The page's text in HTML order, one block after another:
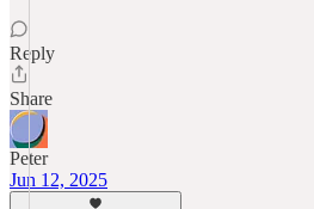
Reply
Share
Peter
Jun 12, 2025